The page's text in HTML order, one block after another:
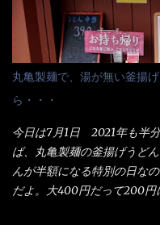
丸亀製麺で、湯が無い釜揚
ら・・・
今日は7月1日 2021年も半
ば、丸亀製麺の釜揚げうど
んが半額になる特別の日な
だよ。大400円だって200円